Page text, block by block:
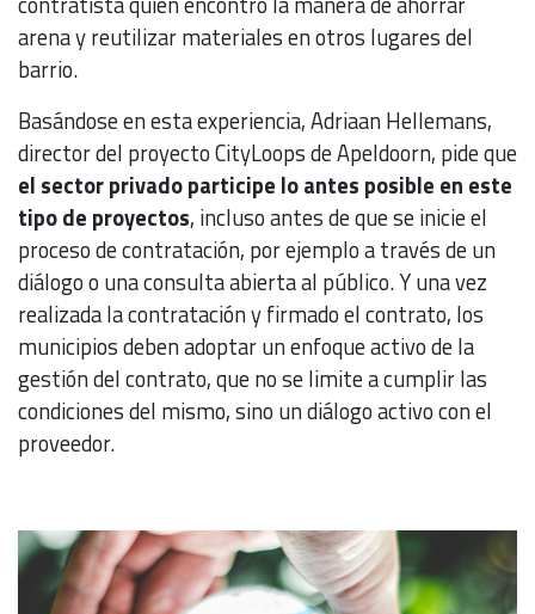
arena y reutilizar materiales en otros lugares del
barrio.
Basándose en esta experiencia, Adriaan Hellemans,
director del proyecto CityLoops de Apeldoorn, pide que
el sector privado participe lo antes posible en este
tipo de proyectos, incluso antes de que se inicie el
proceso de contratación, por ejemplo a través de un
diálogo o una consulta abierta al público. Y una vez
realizada la contratación y firmado el contrato, los
municipios deben adoptar un enfoque activo de la
gestión del contrato, que no se limite a cumplir las
condiciones del mismo, sino un diálogo activo con el
proveedor.